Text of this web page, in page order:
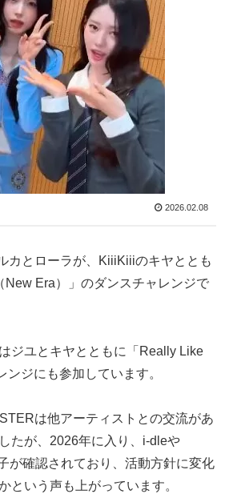
2026.02.08
カとローラが、KiiiKiiiのキヤととも
Era）」のダンスチャレンジで
ジユとキヤとともに「Really Like
ンジにも参加しています。
は他アーティストとの交流があ
たが、2026年に入り、i-dleや
が確認されており、活動方針に変化
という声も上がっています。